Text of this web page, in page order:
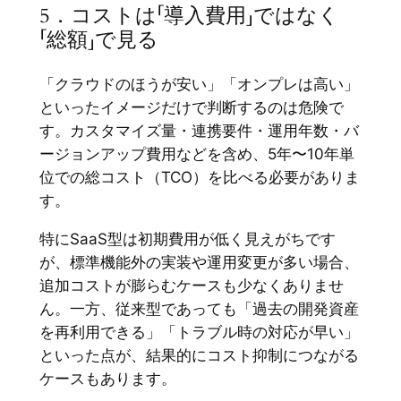
5．コストは「導入費用」ではなく
「総額」で見る
「クラウドのほうが安い」「オンプレは高い」
といったイメージだけで判断するのは危険で
す。カスタマイズ量・連携要件・運用年数・バ
ージョンアップ費用などを含め、5年〜10年単
位での総コスト（TCO）を比べる必要がありま
す。
特にSaaS型は初期費用が低く見えがちです
が、標準機能外の実装や運用変更が多い場合、
追加コストが膨らむケースも少なくありませ
ん。一方、従来型であっても「過去の開発資産
を再利用できる」「トラブル時の対応が早い」
といった点が、結果的にコスト抑制につながる
ケースもあります。